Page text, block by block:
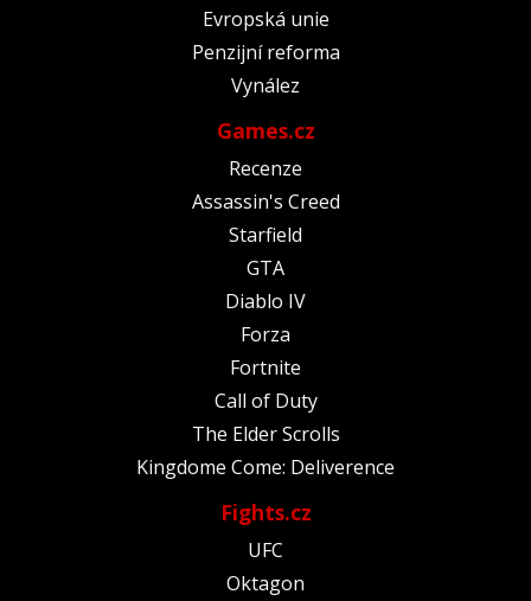
Evropská unie
Penzijní reforma
Vynález
Games.cz
Recenze
Assassin's Creed
Starfield
GTA
Diablo IV
Forza
Fortnite
Call of Duty
The Elder Scrolls
Kingdome Come: Deliverence
Fights.cz
UFC
Oktagon